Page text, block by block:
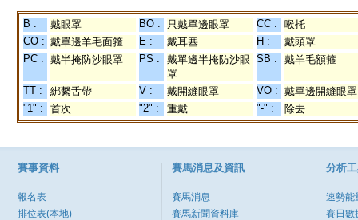
B : 戴眼罩 BO : 只戴單邊眼罩 CC :
喉托
CO : 戴單邊羊毛面箍 E : 戴耳塞 H :
戴頭罩
PC : 戴半掩防沙眼罩 PS :
戴單邊半掩防沙眼
罩
SB : 戴羊毛額箍
TT : 綁繫舌帶 V : 戴開縫眼罩 VO : 戴單邊開縫眼罩
"1" :
首次 "2" : 重戴 "-" : 除去
賽事資料
報名表
排位表(本地)
賽馬消息及資訊
賽馬消息
賽馬新聞資料庫
分析
速勢能
賽日數